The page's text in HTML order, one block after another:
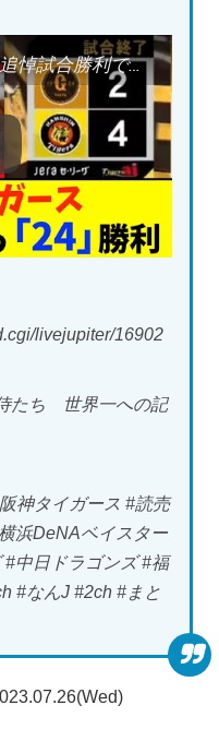
【阪神】横田慎太郎さん追悼試合勝利で飾る！大山逆転２ラン
livejupiter/16902
たち 世界一への記
神タイガース #読売
浜DeNAベイスター
#中日ドラゴンズ #福
#なんJ #2ch #まと